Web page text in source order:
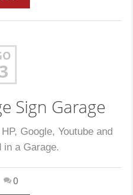
Sign Garage
Google, Youtube and
in a Garage.
0